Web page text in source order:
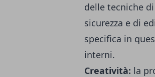
delle tecniche
sicurezza e di
specifica in
interni.
Creatività: la